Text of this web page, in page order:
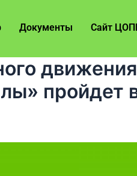
Документы Сайт
пройдет